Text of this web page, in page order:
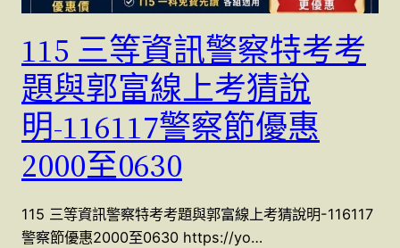
115 三等資訊警察特考考
題與郭富線上考猜說
明-116117警察節優惠
2000至0630
115 三等資訊警察特考考題與郭富線上考猜說明-116117
警察節優惠2000至0630 https://yo…